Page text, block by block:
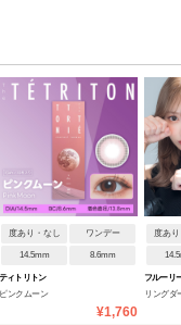
度あり・なし ワンデー
14.5mm 8.6mm
ティトリトン
ピンクムーン
¥1,760
度あ
フルーリ
リングダ